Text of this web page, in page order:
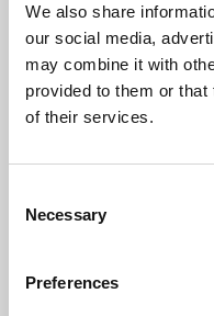
We also share
our social media,
may combine it with
provided to them or
of their services.
Selection
Necessary
Preferences
Bomba de drenaje